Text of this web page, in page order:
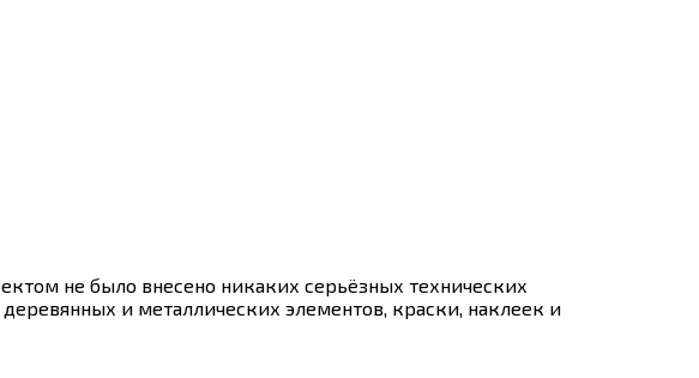
не было внесено никаких серьёзных технических
и металлических элементов, краски, наклеек и